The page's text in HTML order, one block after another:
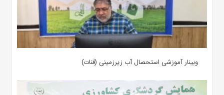
وبینار آموزشی استحصال آب زیرزمینی (قنات)